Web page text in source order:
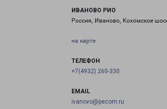
ИВАНОВО РИО
Россия, Иваново, Кохомское
на карте
ТЕЛЕФОН
+7(4932) 260-330
EMAIL
ivanovo@pecom.ru